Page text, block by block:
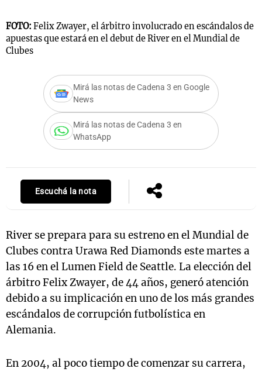
FOTO: Felix Zwayer, el árbitro involucrado en escándalos de
apuestas que estará en el debut de River en el Mundial de
Clubes
Mirá las notas de Cadena 3 en Google
News
Mirá las notas de Cadena 3 en
WhatsApp
Escuchá la nota
River se prepara para su estreno en el Mundial de
Clubes contra Urawa Red Diamonds este martes a
las 16 en el Lumen Field de Seattle. La elección del
árbitro Felix Zwayer, de 44 años, generó atención
debido a su implicación en uno de los más grandes
escándalos de corrupción futbolística en
Alemania.
En 2004, al poco tiempo de comenzar su carrera,
Notas